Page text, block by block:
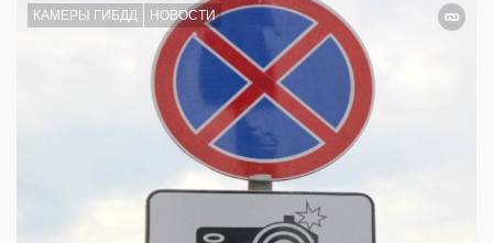
КАМЕРЫ ГИБДД НОВОСТИ